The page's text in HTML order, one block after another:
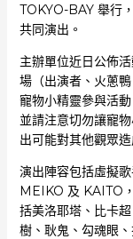
TOKYO-BAY 舉行
共同演出。
主辦單位近日公佈
場（出演者、火蔥
寵物小精靈參與活
並請注意切勿讓寵
出可能對其他觀眾
演出陣容包括虛擬
MEIKO 及 KAITO
括美洛耶塔、比卡
樹、耿鬼、勾魂眼